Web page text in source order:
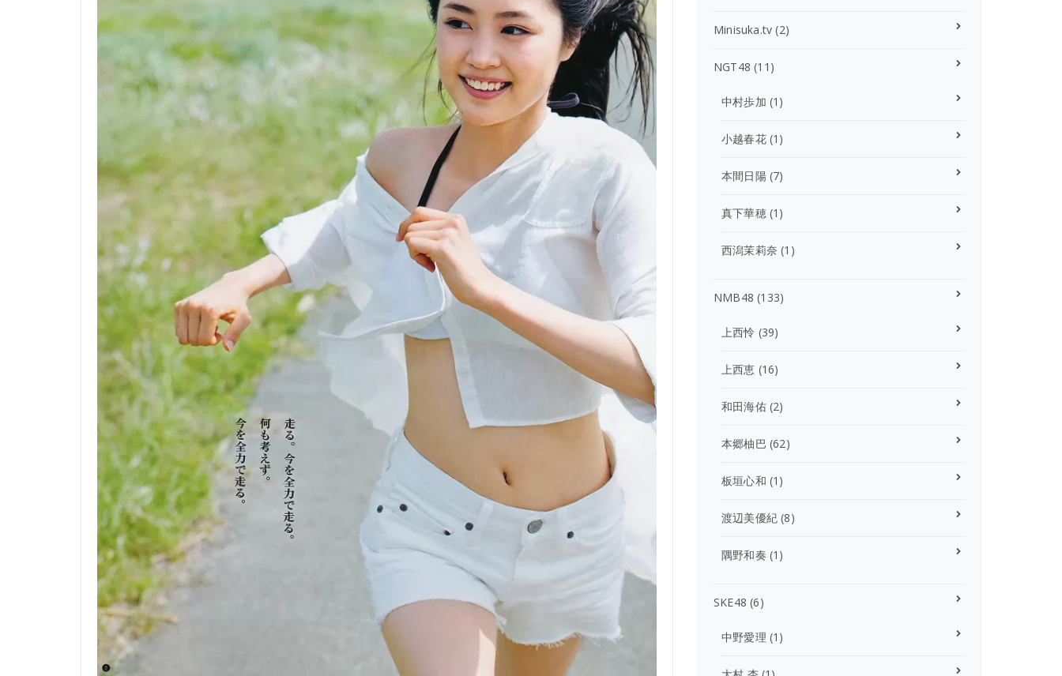
Minisuka.tv (2)
NGT48 (11)
中村歩加 (1)
小越春花(1)
本間日陽(7)
真下華穂(1)
西潟茉莉奈 (1)
NMB48 (133)
上西怜 (39)
上西恵 (16)
和田海佑(2)
本郷柚巴 (62)
板垣心和 (1)
渡辺美優紀 (8)
隅野和奏 (1)
SKE48 (6)
中野愛理 (1)